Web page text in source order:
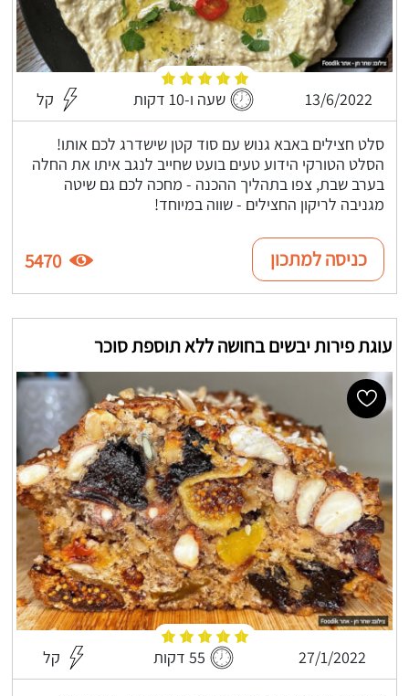
13/6/2022 שעה ו-10 דקות קל
סלט חצילים באבא גנוש עם סוד קטן שישדרג לכם אותו!
הסלט הטורקי הידוע טעים בועט שחייב לנגב איתו את החלה
בערב שבת, צפו בתהליך ההכנה - מחכה לכם גם שיטה
מגניבה לריקון החצילים - שווה במיוחד!
כניסה למתכון 5470
עוגת פירות יבשים בחושה ללא תוספת סוכר
27/1/2022 55 דקות קל